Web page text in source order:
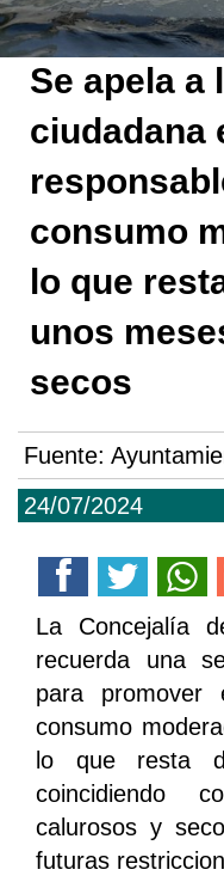
24/07/2024
Se apela a
ciudadana
consumo
lo que
unos
secos
Fuente:
La Concejalía
recuerda una
para promover
consumo
lo que resta
coincidiendo
calurosos y
futuras